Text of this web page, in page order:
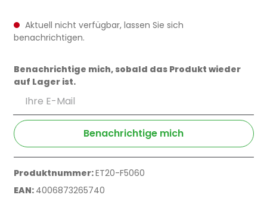
Aktuell nicht verfügbar, lassen Sie sich
benachrichtigen.
Benachrichtige mich, sobald das Produkt wieder
auf Lager ist.
Benachrichtige mich
Produktnummer:ET20-F5060
EAN: 4006873265740